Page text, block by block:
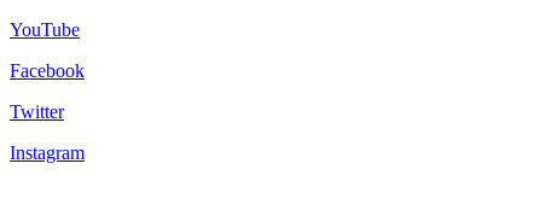
YouTube
Facebook
Twitter
Instagram